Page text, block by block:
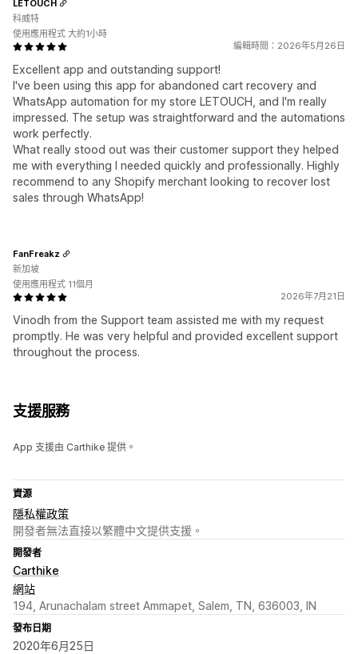
編輯時間：2026年5月26日
Excellent app and outstanding support!
I've been using this app for abandoned cart recovery and
WhatsApp automation for my store LETOUCH, and I'm really
impressed. The setup was straightforward and the automations
work perfectly.
What really stood out was their customer support they helped
me with everything I needed quickly and professionally. Highly
recommend to any Shopify merchant looking to recover lost
sales through WhatsApp!
LETOUCH
科威特
使用應用程式 大約1小時
2026年7月21日
Vinodh from the Support team assisted me with my request
promptly. He was very helpful and provided excellent support
throughout the process.
FanFreakz
新加坡
使用應用程式 11個月
支援服務
App 支援由 Carthike 提供。
資源
隱私權政策
開發者無法直接以繁體中文提供支援。
開發者
Carthike
網站
194, Arunachalam street Ammapet, Salem, TN, 636003, IN
發布日期
2020年6月25日